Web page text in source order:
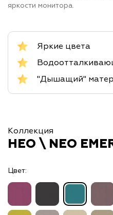
яркости монитора.
Яркие цвета
"Дышащий"
Коллекция
НЕО \ NEO
Цвет: